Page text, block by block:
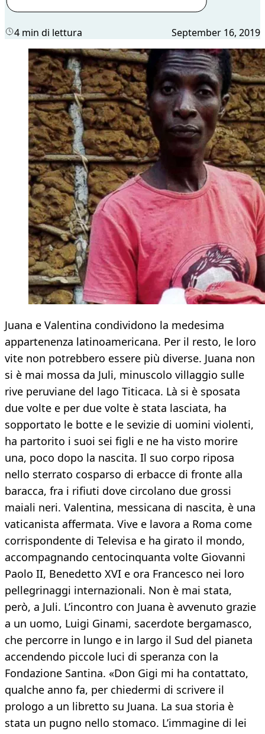
4 min di lettura September 16, 2019
Juana e Valentina condividono la medesima
appartenenza latinoamericana. Per il resto, le loro
vite non potrebbero essere più diverse. Juana non
si è mai mossa da Juli, minuscolo villaggio sulle
rive peruviane del lago Titicaca. Là si è sposata
due volte e per due volte è stata lasciata, ha
sopportato le botte e le sevizie di uomini violenti,
ha partorito i suoi sei figli e ne ha visto morire
una, poco dopo la nascita. Il suo corpo riposa
nello sterrato cosparso di erbacce di fronte alla
baracca, fra i rifiuti dove circolano due grossi
maiali neri. Valentina, messicana di nascita, è una
vaticanista affermata. Vive e lavora a Roma come
corrispondente di Televisa e ha girato il mondo,
accompagnando centocinquanta volte Giovanni
Paolo II, Benedetto XVI e ora Francesco nei loro
pellegrinaggi internazionali. Non è mai stata,
però, a Juli. L’incontro con Juana è avvenuto grazie
a un uomo, Luigi Ginami, sacerdote bergamasco,
che percorre in lungo e in largo il Sud del pianeta
accendendo piccole luci di speranza con la
Fondazione Santina. «Don Gigi mi ha contattato,
qualche anno fa, per chiedermi di scrivere il
prologo a un libretto su Juana. La sua storia è
stata un pugno nello stomaco. L’immagine di lei